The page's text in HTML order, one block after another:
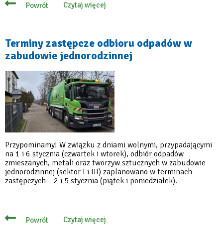
Powrót Czytaj więcej
o
metali
w
części
sektora
przesunięty
na
3
lutego
Terminy zastępcze odbioru odpadów w
zabudowie jednorodzinnej
Przypominamy! W związku z dniami wolnymi, przypadającymi
na 1 i 6 stycznia (czwartek i wtorek), odbiór odpadów
zmieszanych, metali oraz tworzyw sztucznych w zabudowie
jednorodzinnej (sektor I i III) zaplanowano w terminach
zastępczych – 2 i 5 stycznia (piątek i poniedziałek).
Powrót Czytaj więcej
o